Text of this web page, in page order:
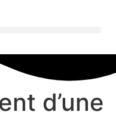
d’une